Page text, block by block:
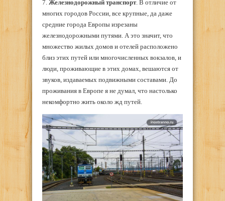
7. Железнодорожный транспорт. В отличие от
многих городов России, все крупные, да даже
средние города Европы изрезаны
железнодорожными путями. А это значит, что
множество жилых домов и отелей расположено
близ этих путей или многочисленных вокзалов, и
люди, проживающие в этих домах, вешаются от
звуков, издаваемых подвижными составами. До
проживания в Европе я не думал, что настолько
некомфортно жить около жд путей.